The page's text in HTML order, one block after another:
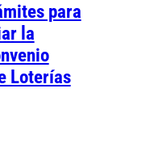
para
la
Loterías